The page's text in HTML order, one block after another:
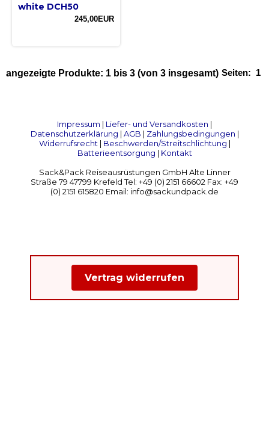
white DCH50
245,00EUR
Seiten: 1
angezeigte Produkte: 1 bis 3 (von 3 insgesamt)
Impressum | Liefer- und Versandkosten |
Datenschutzerklärung | AGB | Zahlungsbedingungen |
Widerrufsrecht | Beschwerden/Streitschlichtung |
Batterieentsorgung | Kontakt
Sack&Pack Reiseausrüstungen GmbH Alte Linner
Straße 79 47799 Krefeld Tel: +49 (0) 2151 66602 Fax: +49
(0) 2151 615820 Email: info@sackundpack.de
Vertrag widerrufen